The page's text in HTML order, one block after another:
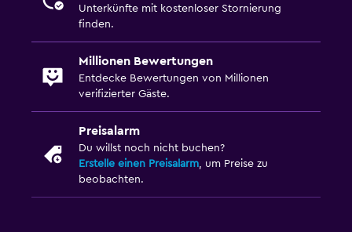
Fax/Kopierer
Familienfreundlich
Kinderfreundliches Buffet
Fitnesscenter
Unterkünfte mit kostenloser Stornierung
finden.
Millionen Bewertungen
Entdecke Bewertungen von Millionen
verifizierter Gäste.
Preisalarm
Du willst noch nicht buchen?
Erstelle einen Preisalarm , um Preise zu
beobachten.